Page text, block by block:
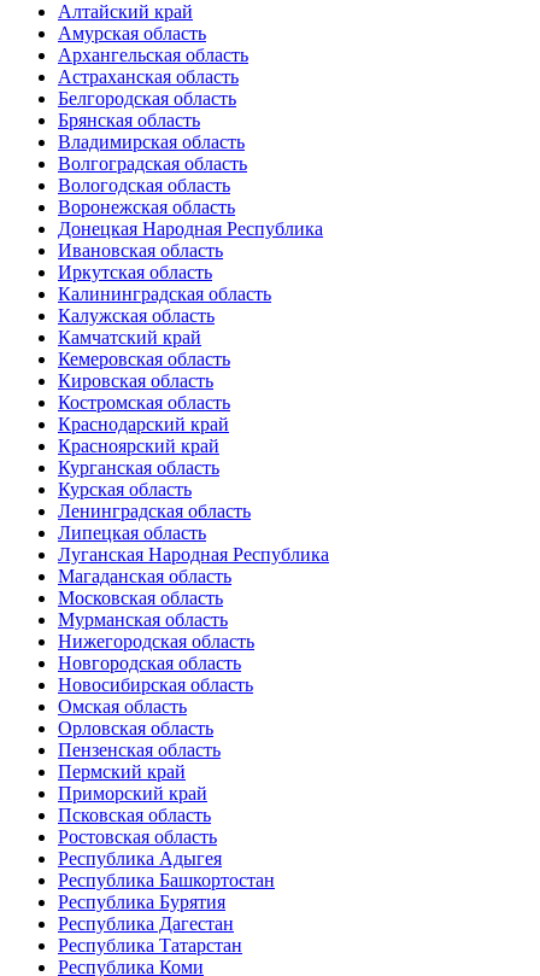
Алтайский край
Амурская область
Архангельская область
Астраханская область
Белгородская область
Брянская область
Владимирская область
Волгоградская область
Вологодская область
Воронежская область
Донецкая Народная Республика
Ивановская область
Иркутская область
Калининградская область
Калужская область
Камчатский край
Кемеровская область
Кировская область
Костромская область
Краснодарский край
Красноярский край
Курганская область
Курская область
Ленинградская область
Липецкая область
Луганская Народная Республика
Магаданская область
Московская область
Мурманская область
Нижегородская область
Новгородская область
Новосибирская область
Омская область
Орловская область
Пензенская область
Пермский край
Приморский край
Псковская область
Ростовская область
Республика Адыгея
Республика Башкортостан
Республика Бурятия
Республика Дагестан
Республика Татарстан
Республика Коми